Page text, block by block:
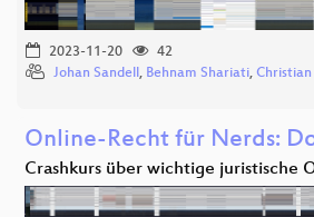
2023-11-20
42
Johan Sandell , Behnam Shariati,
Online-Recht für Nerds:
Crashkurs über wichtige juristische